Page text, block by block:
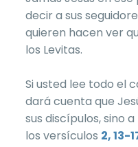
decir a sus
quieren hacen ver
los Levitas.
Si usted lee todo el
dará cuenta que
sus discípulos, sino
los versículos 2, 13-